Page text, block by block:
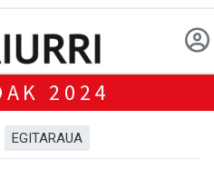
2024
EGITARAUA